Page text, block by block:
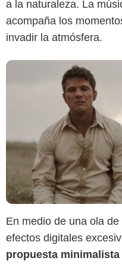
a la naturaleza. La
acompaña los
invadir la atmósfera.
En medio de una ola
efectos digitales
propuesta